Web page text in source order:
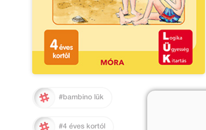
#bambino lük
#4 éves kortól